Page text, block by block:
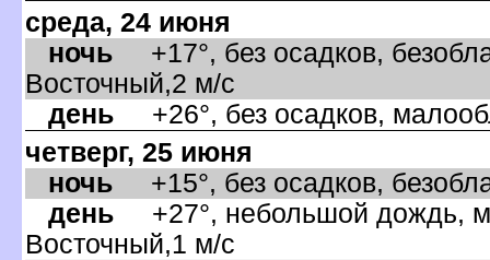
среда, 24 июня
ночь +17°, без осадков,
осточный,2 м/с
день +26°, без осадков,
четверг, 25 июня
ночь +15°, без осадков,
день +27°, небольшой дождь,
осточный,1 м/с